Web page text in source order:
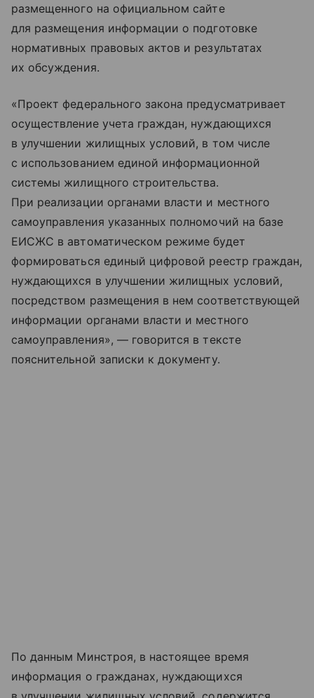
размещенного на официальном сайте
для размещения информации о подготовке
нормативных правовых актов и результатах
их обсуждения.
«Проект федерального закона предусматривает
осуществление учета граждан, нуждающихся
в улучшении жилищных условий, в том числе
с использованием единой информационной
системы жилищного строительства.
При реализации органами власти и местного
самоуправления указанных полномочий на базе
ЕИСЖС в автоматическом режиме будет
формироваться единый цифровой реестр граждан,
нуждающихся в улучшении жилищных условий,
посредством размещения в нем соответствующей
информации органами власти и местного
самоуправления», — говорится в тексте
пояснительной записки к документу.
По данным Минстроя, в настоящее время
информация о гражданах, нуждающихся